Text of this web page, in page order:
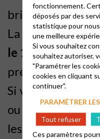
bricolage sur le
La dernière
le 15 décembre.
présenteront un
Si vous avez des
ou des petits-
les amener.
fonctionnement.
déposés par des
statistique pour
une meilleure
Si vous souhaitez
souhaitez autoriser,
"Paramétrer les
cookies en cliquant
continuer".
PARAMÉTRER
Tout refuser
Ces paramètres